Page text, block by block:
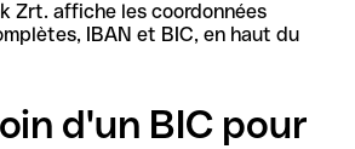
Zrt. affiche les coordonnées
IBAN et BIC, en haut du
d'un BIC pour